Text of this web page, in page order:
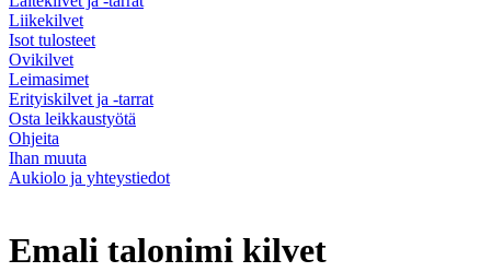
Liikekilvet
Isot tulosteet
Ovikilvet
Leimasimet
Erityiskilvet ja -tarrat
Osta leikkaustyötä
Ohjeita
Ihan muuta
Aukiolo ja yhteystiedot
Emali talonimi kilvet